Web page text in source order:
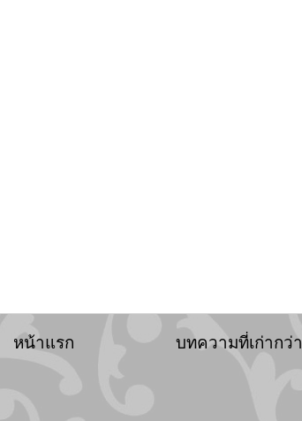
บทความที่เก่ากว่า
หน้าแรก